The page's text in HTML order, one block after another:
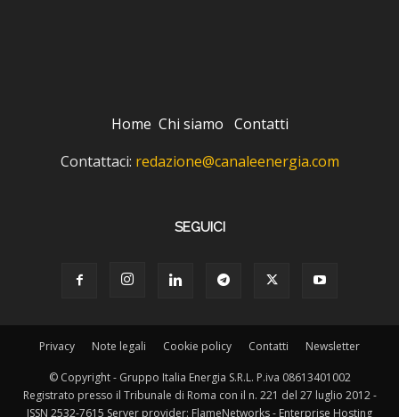
Home Chi siamo Contatti
Contattaci: redazione@canaleenergia.com
SEGUICI
Privacy Note legali Cookie policy Contatti Newsletter
© Copyright - Gruppo Italia Energia S.R.L. P.iva 08613401002
Registrato presso il Tribunale di Roma con il n. 221 del 27 luglio 2012 -
ISSN 2532-7615 Server provider: FlameNetworks - Enterprise Hosting